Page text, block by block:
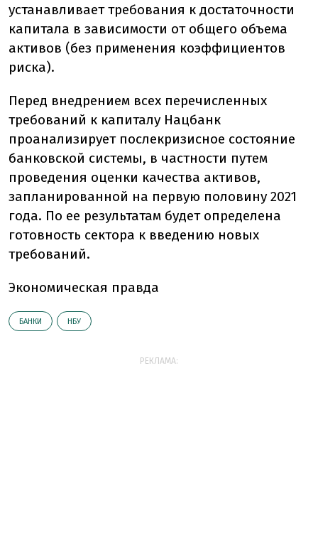
устанавливает требования к достаточности
капитала в зависимости от общего объема
активов (без применения коэффициентов
риска).
Перед внедрением всех перечисленных
требований к капиталу Нацбанк
проанализирует послекризисное состояние
банковской системы, в частности путем
проведения оценки качества активов,
запланированной на первую половину 2021
года. По ее результатам будет определена
готовность сектора к введению новых
требований.
Экономическая правда
БАНКИ НБУ
РЕКЛАМА: